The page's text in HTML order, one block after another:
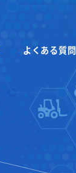
よくある質問